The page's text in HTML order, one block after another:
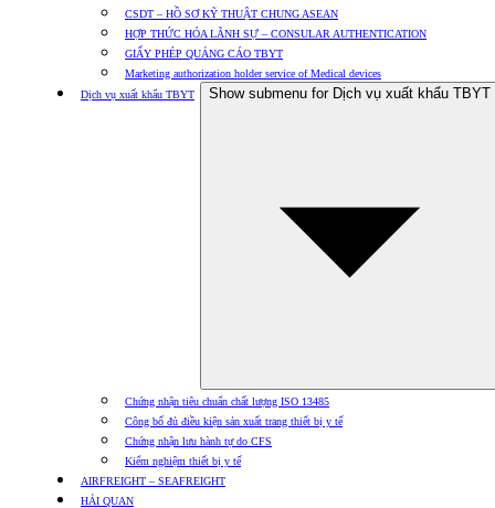
CSDT – HỒ SƠ KỸ THUẬT CHUNG ASEAN
HỢP THỨC HÓA LÃNH SỰ – CONSULAR AUTHENTICATION
GIẤY PHÉP QUẢNG CÁO TBYT
Marketing authorization holder service of Medical devices
Dịch vụ xuất khẩu TBYT
Show submenu for Dịch vụ xuất khẩu TBYT
Chứng nhận tiêu chuẩn chất lượng ISO 13485
Công bố đủ điều kiện sản xuất trang thiết bị y tế
Chứng nhận lưu hành tự do CFS
Kiểm nghiệm thiết bị y tế
AIRFREIGHT – SEAFREIGHT
HẢI QUAN